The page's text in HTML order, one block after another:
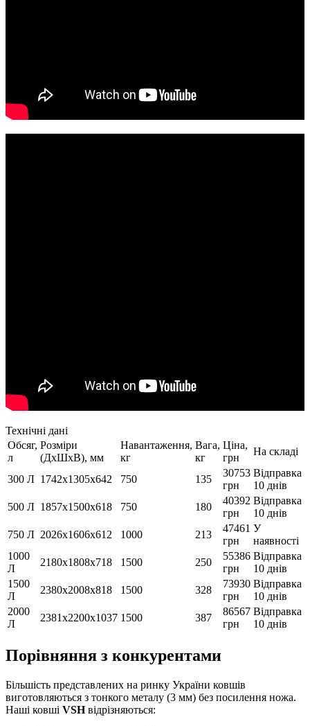
Технічні дані
Обсяг,
л
Розміри
(ДхШхВ), мм
Навантаження,
кг
Вага,
кг
Ціна,
грн
На складі
300 Л 1742х1305х642 750 135
30753
грн
Відправка
10 днів
500 Л 1857х1500х618 750 180
40392
грн
Відправка
10 днів
750 Л 2026х1606х612 1000 213
47461
грн
У
наявності
1000
Л
2180х1808х718 1500 250
55386
грн
Відправка
10 днів
1500
Л
2380х2008х818 1500 328
73930
грн
Відправка
10 днів
2000
Л
2381х2200х1037 1500 387
86567
грн
Відправка
10 днів
Порівняння з конкурентами
Більшість представлених на ринку України ковшів
виготовляються з тонкого металу (3 мм) без посилення ножа.
Наші ковші VSHвідрізняються: